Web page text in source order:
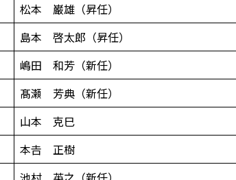
松本 巌雄（昇任）
島本 啓太郎（昇任）
嶋田 和芳（新任）
髙瀬 芳典（新任）
山本 克巳
本𠮷 正樹